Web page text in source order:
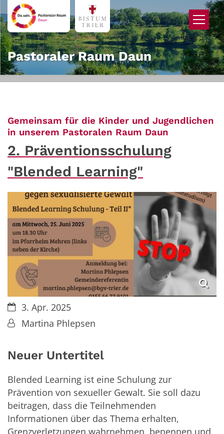
Zum Inhalt springen
Pastoraler Raum Daun
Gemeinsam für die Kinder und Jugendlichen
in unserem Pastoralen Raum Daun
2. Präventionsschulung
"Blended Learning"
Datum:
3. Apr. 2025
Von:Martina Phlepsen
Neuer Untertitel
Blended Learning ist eine Schulung zur
Prävention von sexueller Gewalt. Sie soll dazu
beitragen, dass die Teilnehmenden
Informationen über das Thema erhalten,